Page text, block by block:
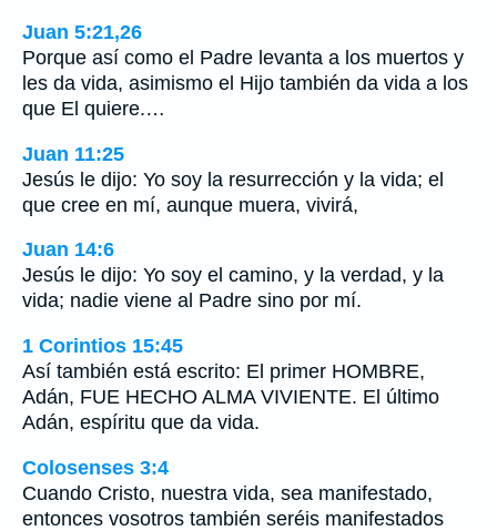
Juan 5:21,26
Porque así como el Padre levanta a los muertos y
les da vida, asimismo el Hijo también da vida a los
que El quiere.…
Juan 11:25
Jesús le dijo: Yo soy la resurrección y la vida; el
que cree en mí, aunque muera, vivirá,
Juan 14:6
Jesús le dijo: Yo soy el camino, y la verdad, y la
vida; nadie viene al Padre sino por mí.
1 Corintios 15:45
Así también está escrito: El primer HOMBRE,
Adán, FUE HECHO ALMA VIVIENTE. El último
Adán, espíritu que da vida.
Colosenses 3:4
Cuando Cristo, nuestra vida, sea manifestado,
entonces vosotros también seréis manifestados